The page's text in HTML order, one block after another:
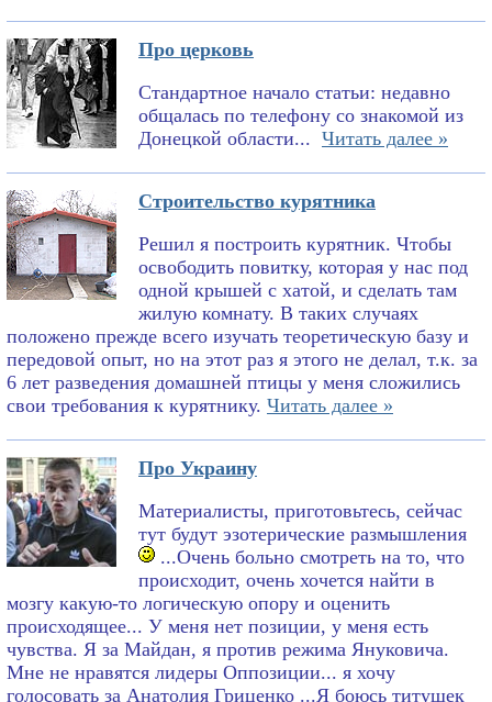
Про церковь
Стандартное начало статьи: недавно
общалась по телефону со знакомой из
Донецкой области... Читать далее »
Строительство курятника
Решил я построить курятник. Чтобы
освободить повитку, которая у нас под
одной крышей с хатой, и сделать там
жилую комнату. В таких случаях
положено прежде всего изучать теоретическую базу и
передовой опыт, но на этот раз я этого не делал, т.к. за
6 лет разведения домашней птицы у меня сложились
свои требования к курятнику. Читать далее »
Про Украину
Материалисты, приготовьтесь, сейчас
тут будут эзотерические размышления
...Очень больно смотреть на то, что
происходит, очень хочется найти в
мозгу какую-то логическую опору и оценить
происходящее... У меня нет позиции, у меня есть
чувства. Я за Майдан, я против режима Януковича.
Мне не нравятся лидеры Оппозиции... я хочу
голосовать за Анатолия Гриценко ...Я боюсь титушек